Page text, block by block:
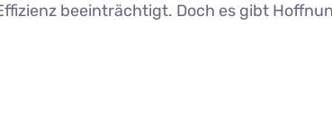
beeinträchtigt. Doch es gibt